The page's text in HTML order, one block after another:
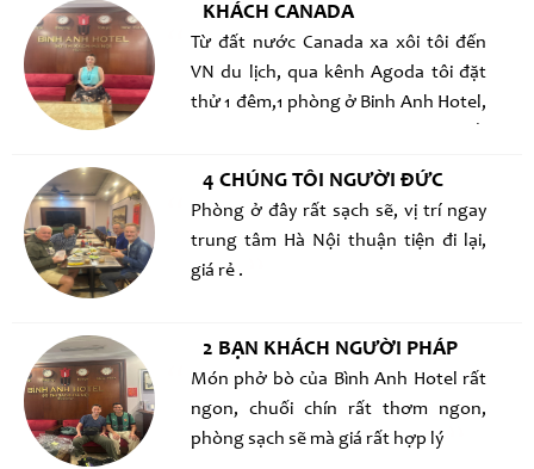
KHÁCH CANADA
Từ đất nước Canada xa xôi tôi đến
VN du lịch, qua kênh Agoda tôi đặt
thử 1 đêm,1 phòng ở Binh Anh Hotel,
thân thiện và tôi đã ở thêm 2 đêm
4 CHÚNG TÔI NGƯỜI ĐỨC
Phòng ở đây rất sạch sẽ, vị trí ngay
trung tâm Hà Nội thuận tiện đi lại,
giá rẻ .
2 BẠN KHÁCH NGƯỜI PHÁP
Món phở bò của Bình Anh Hotel rất
ngon, chuối chín rất thơm ngon,
phòng sạch sẽ mà giá rất hợp lý